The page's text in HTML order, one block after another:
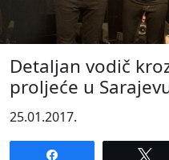
Detaljan vodič
proljeće u
25.01.2017.